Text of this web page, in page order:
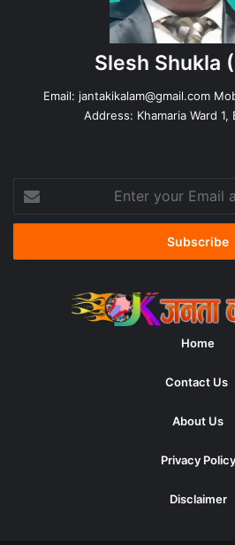
Slesh Shukla
Email: jantakikalam@gmail.com
Address: Khamaria Ward 1,
your
Email
Home
Contact Us
About Us
Privacy Policy
Disclaimer